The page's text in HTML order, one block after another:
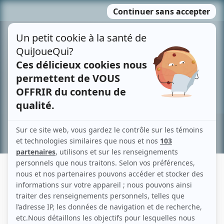
MENU
contenu
Recherche avancée »
GRACIA COUTURIER
Liens
Fiche de Gracia Couturier sur Showbizz.net